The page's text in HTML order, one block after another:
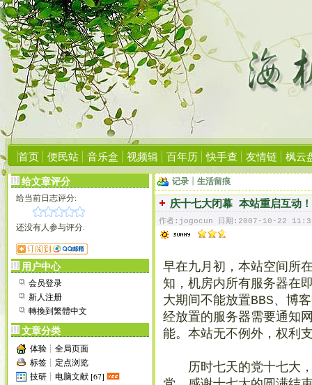
首页 便民站 音乐盒 视频辑 百年历 快手查 友情链 枫云
记录┊生活留痕
庆十七大闭幕 本站重启互动！
作者:jogocun 日期:2007-10-22
早在九月初，本站空间所
知，机房内所有服务器在
大期间不能放置BBS、博
经放置的服务器需要通知
能。本站无不例外，权利
历时七天的党十七大，
给文章评分
给当前日志评分:
还没有人参与评分.
用户中心
会员登录
新人注册
轉換到繁體中文
文章分类
体验┊全局页面
标签┊定点浏览
技研┊电脑文献 [67]